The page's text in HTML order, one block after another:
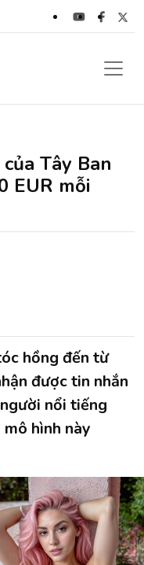
Tây Ban
EUR mỗi
hồng đến từ
được tin nhắn
nổi tiếng
hình này